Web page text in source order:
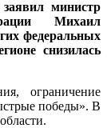
министр
Михаил
федеральных
снизилась
ограничение
победы». В